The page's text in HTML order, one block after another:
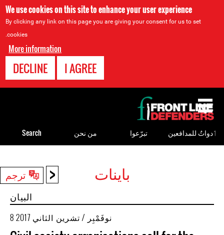
We use cookies on this site to enhance your user experience
By clicking any link on this page you are giving your consent for us to set
cookies.
More information
I AGREE
DECLINE
< ترجم باينات
البيان
8 نوفَمْبِر / تشرين الثاني 2017
to
top
ٲدواتٌ للمدافعين تبرّعوا من نحن Search